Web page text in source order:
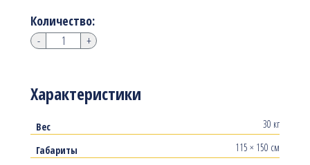
Характеристики
Вес
30 кг
Габариты
115 × 150 см
Количество:
- +